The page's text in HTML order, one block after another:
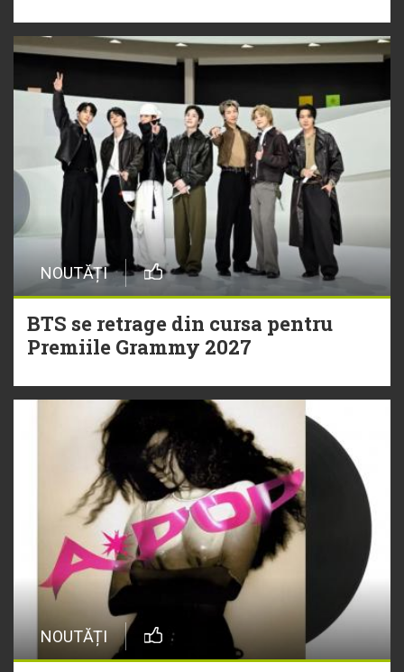
NOUTĂȚI
BTS se retrage din cursa pentru
Premiile Grammy 2027
NOUTĂȚI